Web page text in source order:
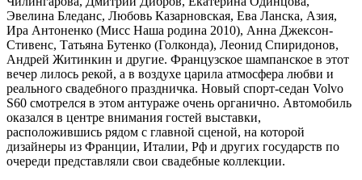
Эвелина Бледанс, Любовь Казарновская, Ева Ланска, Азия,
Ира Антоненко (Мисс Наша родина 2010), Анна Джексон-
Стивенс, Татьяна Бутенко (Голконда), Леонид Спиридонов,
Андрей Житинкин и другие. Французское шампанское в этот
вечер лилось рекой, а в воздухе царила атмосфера любви и
реального свадебного праздничка. Новый спорт-седан Volvo
S60 смотрелся в этом антураже очень органично. Автомобиль
оказался в центре внимания гостей выставки,
расположившись рядом с главной сценой, на которой
дизайнеры из Франции, Италии, Рф и других государств по
очереди представляли свои свадебные коллекции.